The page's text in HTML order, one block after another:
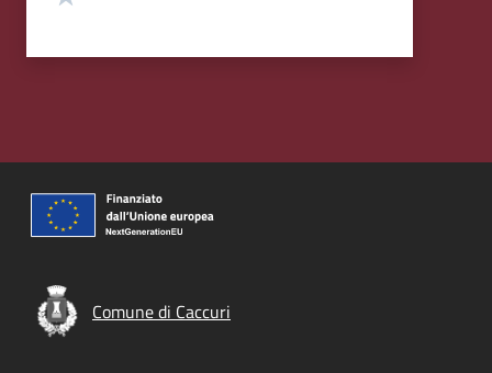
Comune di Caccuri